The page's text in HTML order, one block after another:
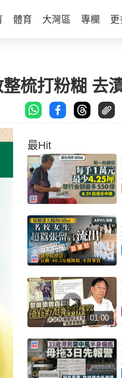
體育 大灣區 專欄 更
梳打粉糊 去
最Hit
01:00